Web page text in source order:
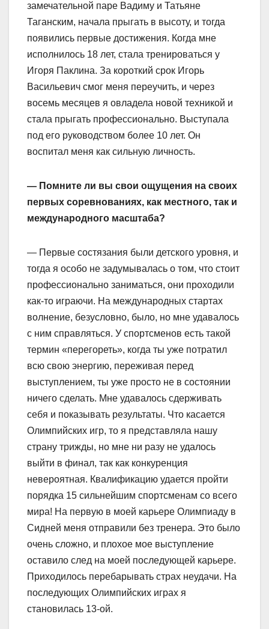
замечательной паре Вадиму и Татьяне
Таганским, начала прыгать в высоту, и тогда
появились первые достижения. Когда мне
исполнилось 18 лет, стала тренироваться у
Игоря Паклина. За короткий срок Игорь
Васильевич смог меня переучить, и через
восемь месяцев я овладела новой техникой и
стала прыгать профессионально. Выступала
под его руководством более 10 лет. Он
воспитал меня как сильную личность.
— Помните ли вы свои ощущения на своих
первых соревнованиях, как местного, так и
международного масштаба?
— Первые состязания были детского уровня, и
тогда я особо не задумывалась о том, что стоит
профессионально заниматься, они проходили
как-то играючи. На международных стартах
волнение, безусловно, было, но мне удавалось
с ним справляться. У спортсменов есть такой
термин «перегореть», когда ты уже потратил
всю свою энергию, переживая перед
выступлением, ты уже просто не в состоянии
ничего сделать. Мне удавалось сдерживать
себя и показывать результаты. Что касается
Олимпийских игр, то я представляла нашу
страну трижды, но мне ни разу не удалось
выйти в финал, так как конкуренция
невероятная. Квалификацию удается пройти
порядка 15 сильнейшим спортсменам со всего
мира! На первую в моей карьере Олимпиаду в
Сидней меня отправили без тренера. Это было
очень сложно, и плохое мое выступление
оставило след на моей последующей карьере.
Приходилось перебарывать страх неудачи. На
последующих Олимпийских играх я
становилась 13-ой.